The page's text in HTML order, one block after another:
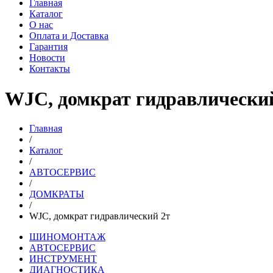
Главная
Каталог
О нас
Оплата и Доставка
Гарантия
Новости
Контакты
WJC, домкрат
Главная
/
Каталог
/
АВТОСЕРВИС
/
ДОМКРАТЫ
/
WJC, домкрат гидравлический 2т
ШИНОМОНТАЖ
АВТОСЕРВИС
ИНСТРУМЕНТ
ДИАГНОСТИКА